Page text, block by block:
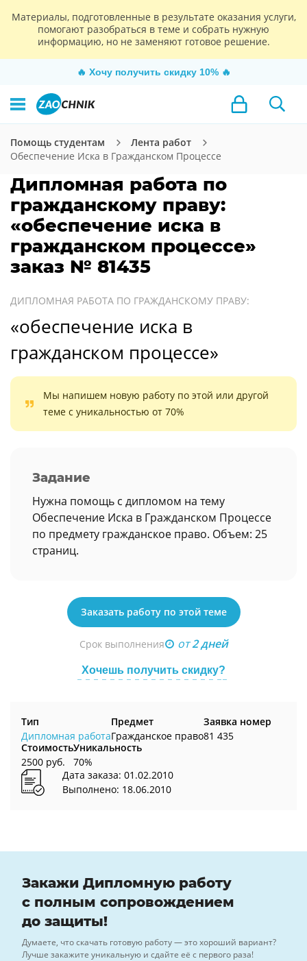
Материалы, подготовленные в результате оказания услуги,
помогают разобраться в теме и собрать нужную
информацию, но не заменяют готовое решение.
🔥 Хочу получить скидку 10% 🔥
Помощь студентам
Лента работ
Обеспечение Иска в Гражданском Процессе
Дипломная работа по
гражданскому праву:
«обеспечение иска в
гражданском процессе»
заказ № 81435
ДИПЛОМНАЯ РАБОТА ПО ГРАЖДАНСКОМУ ПРАВУ:
«обеспечение иска в
гражданском процессе»
Мы напишем новую работу по этой или другой
теме с уникальностью от 70%
Задание
Нужна помощь с дипломом на тему
Обеспечение Иска в Гражданском Процессе
по предмету гражданское право. Объем: 25
страниц.
Заказать работу по этой теме
Срок выполнения от2 дней
Хочешь получить скидку?
Тип
Дипломная работа
Предмет
Гражданское право
Заявка номер
81 435
Стоимость
2500 руб.
Уникальность
70%
Дата заказа: 01.02.2010
Выполнено: 18.06.2010
Закажи Дипломную работу
с полным сопровождением
до защиты!
Думаете, что скачать готовую работу — это хороший вариант?
Лучше закажите уникальную и сдайте её с первого раза!